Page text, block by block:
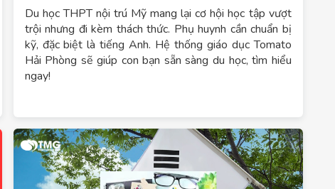
Du học THPT nội trú Mỹ mang lại cơ hội học tập vượt
trội nhưng đi kèm thách thức. Phụ huynh cần chuẩn bị
kỹ, đặc biệt là tiếng Anh. Hệ thống giáo dục Tomato
Hải Phòng sẽ giúp con bạn sẵn sàng du học, tìm hiểu
ngay!